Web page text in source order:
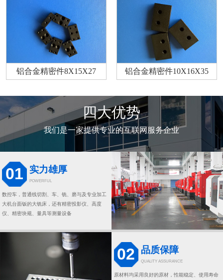
铝合金精密件8X15X27 铝合金精密件10X16X35
四大优势
我们是一家提供专业的互联网服务企业
01 实力雄厚
POWERFUL
数控车，普通线切割、车、铣、磨与及专业加工
大机台面钣的大铣床，还有精密投影仪、高度
仪、精密块规、量具等测量设备
02 品质保障
QUALITY ASSURANCE
原材料均采用良好的原材，性能稳定、使用寿命